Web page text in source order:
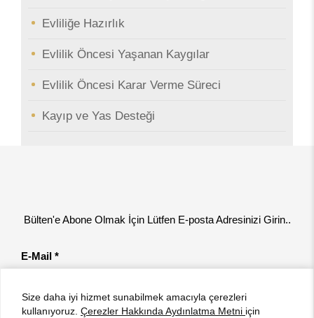
Evliliğe Hazırlık
Evlilik Öncesi Yaşanan Kaygılar
Evlilik Öncesi Karar Verme Süreci
Kayıp ve Yas Desteği
Size daha iyi hizmet sunabilmek amacıyla çerezleri
kullanıyoruz. Çerezler Hakkında Aydınlatma Metni için
Bülten'e Abone Olmak İçin Lütfen E-posta Adresinizi Girin..
E-Mail *
Gönder